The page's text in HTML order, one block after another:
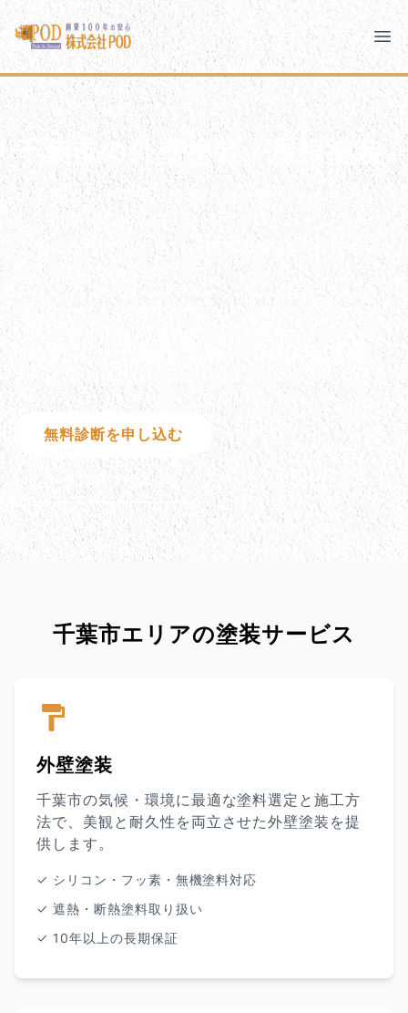
メインコンテンツにスキップ
株式会社ペイント・オン・デマンド
千葉の外壁塗装・屋根塗装なら創業100年の安心 ペイン
株式会社ペイント・オン・デマンド
モバイルメニュー
PODのまちづくり 安心の取り組み
ご相談と流れ よくあるご質問
PODについて
お問い合わせ
千葉市の外壁塗装・屋根塗装
千葉市エリアで外壁塗装・屋根塗装をお考えな
ら、創業100年の株式会社ペイント・オン・デマ
ンドにお任せください。地域密着で83件以上の
対応エリア
無料診断を申し込む
0120-1152-86
千葉市エリアの塗装サービス
外壁塗装
千葉市の気候・環境に最適な塗料選定と施工方
法で、美観と耐久性を両立させた外壁塗装を提
供します。
✓ シリコン・フッ素・無機塗料対応
✓ 遮熱・断熱塗料取り扱い
✓ 10年以上の長期保証